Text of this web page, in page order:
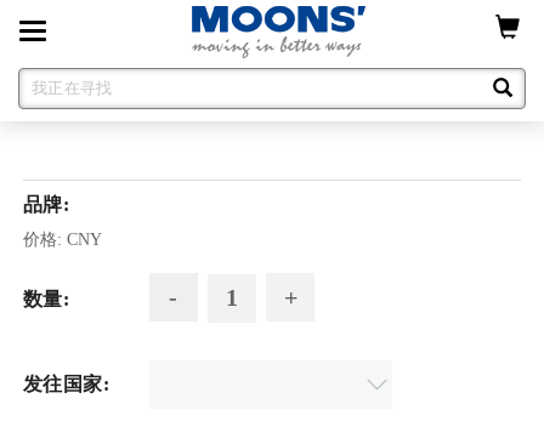
Toggle
navigation
品牌:
价格: CNY
数量:
发往国家: